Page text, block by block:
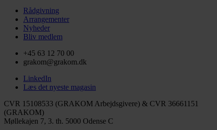
Rådgivning
Arrangementer
Nyheder
Bliv medlem
+45 63 12 70 00
grakom@grakom.dk
LinkedIn
Læs det nyeste magasin
CVR 15108533 (GRAKOM Arbejdsgivere) & CVR 36661151
(GRAKOM)
Møllekajen 7, 3. th. 5000 Odense C